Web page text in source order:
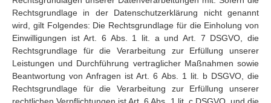
Rechtsgrundlage in der Datenschutzerklärung nicht genannt
wird, gilt Folgendes: Die Rechtsgrundlage für die Einholung von
Einwilligungen ist Art. 6 Abs. 1 lit. a und Art. 7 DSGVO, die
Rechtsgrundlage für die Verarbeitung zur Erfüllung unserer
Leistungen und Durchführung vertraglicher Maßnahmen sowie
Beantwortung von Anfragen ist Art. 6 Abs. 1 lit. b DSGVO, die
Rechtsgrundlage für die Verarbeitung zur Erfüllung unserer